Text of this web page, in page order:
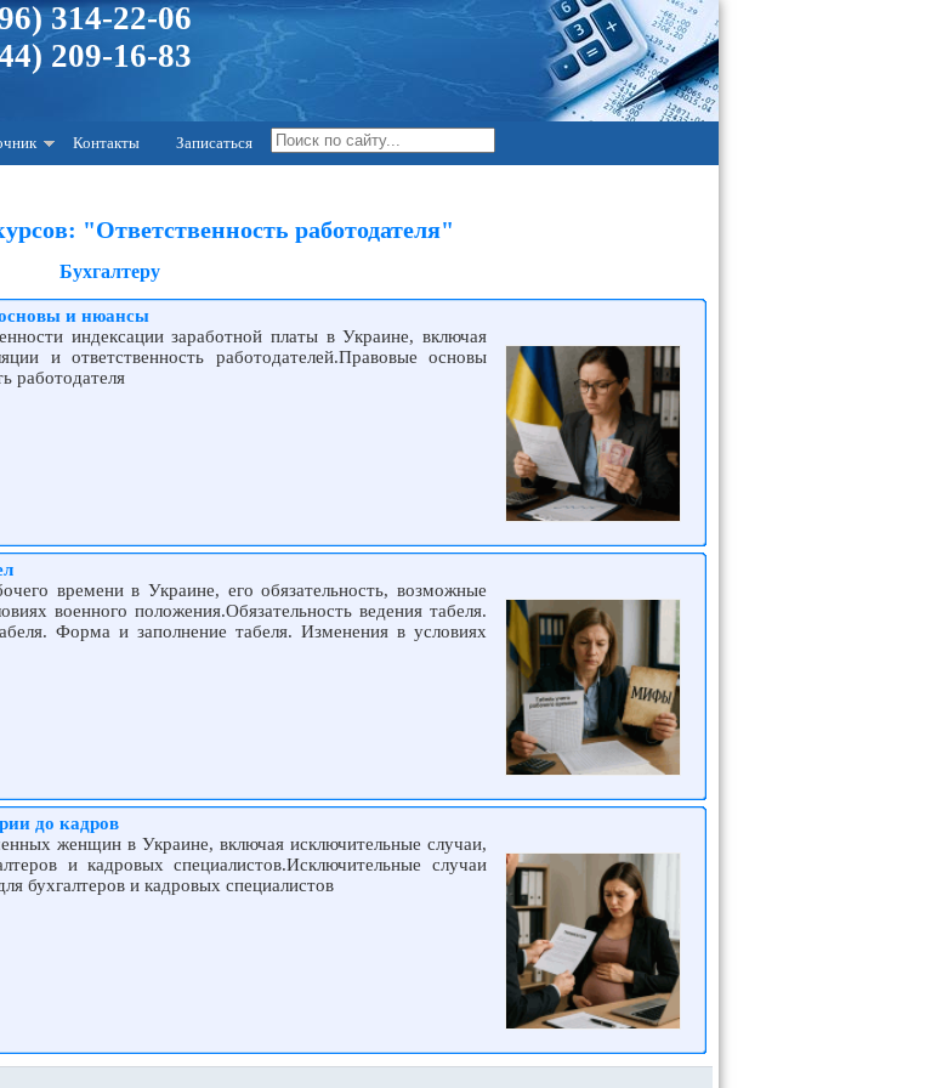
314-22-06
209-16-83
Контакты Записаться
"Ответственность работодателя"
Бухгалтеру
и нюансы
индексации заработной платы в Украине, включая
и ответственность работодателей.Правовые основы
работодателя
времени в Украине, его обязательность, возможные
военного положения.Обязательность ведения табеля.
Форма и заполнение табеля. Изменения в условиях
до кадров
женщин в Украине, включая исключительные случаи,
и кадровых специалистов.Исключительные случаи
бухгалтеров и кадровых специалистов